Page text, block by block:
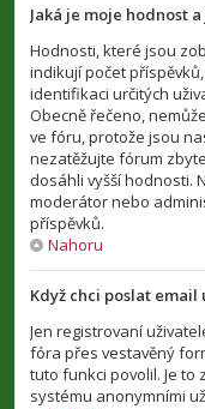
Jaká je moje hodnost
Hodnosti, které jsou
indikují počet
identifikaci určitých
Obecně řečeno,
ve fóru, protože jsou
nezatěžujte fórum
dosáhli vyšší hodnosti.
moderátor nebo
příspěvků.
Nahoru
Když chci poslat
Jen registrovaní
fóra přes vestavěný
tuto funkci povolil. Je
systému anonymními